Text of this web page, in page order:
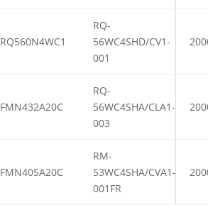
RQ560N4WC1
RQ-
56WC4SHD/CV1-
001
FMN432A20C
RQ-
56WC4SHA/CLA1-
003
FMN405A20C
RM-
53WC4SHA/CVA1-
001FR